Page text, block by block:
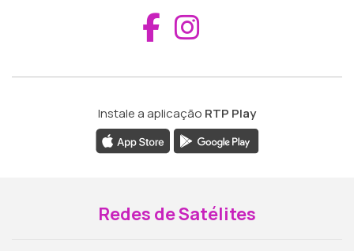
Aceder ao
Instale a aplicação RTP Play
Redes de Satélites